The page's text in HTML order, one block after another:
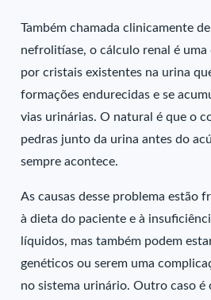
Também chamada clinicamente
nefrolitíase, o cálculo renal é uma
por cristais existentes na urina
formações endurecidas e se
vias urinárias. O natural é que o
pedras junto da urina antes do
sempre acontece.
As causas desse problema estão
à dieta do paciente e à
líquidos, mas também podem
genéticos ou serem uma
no sistema urinário. Outro caso é